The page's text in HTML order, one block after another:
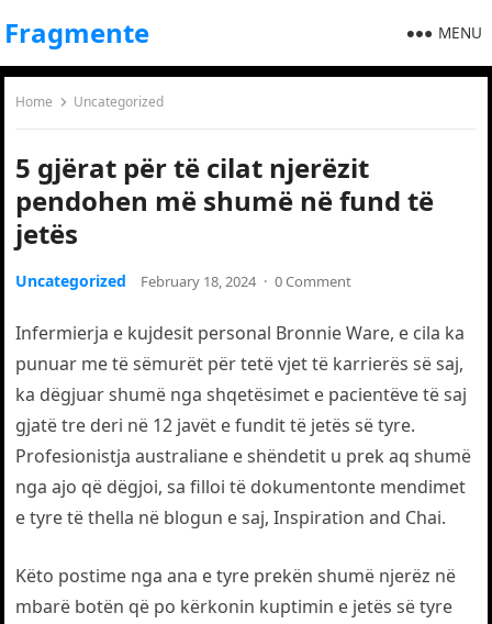
Fragmente MENU
Home Uncategorized
5 gjërat për të cilat njerëzit
pendohen më shumë në fund të
jetës
Uncategorized February 18, 2024 · 0 Comment
Infermierja e kujdesit personal Bronnie Ware, e cila ka
punuar me të sëmurët për tetë vjet të karrierës së saj,
ka dëgjuar shumë nga shqetësimet e pacientëve të saj
gjatë tre deri në 12 javët e fundit të jetës së tyre.
Profesionistja australiane e shëndetit u prek aq shumë
nga ajo që dëgjoi, sa filloi të dokumentonte mendimet
e tyre të thella në blogun e saj, Inspiration and Chai.
Këto postime nga ana e tyre prekën shumë njerëz në
mbarë botën që po kërkonin kuptimin e jetës së tyre